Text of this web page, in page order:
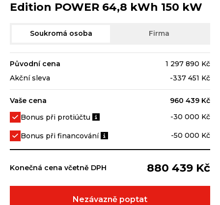
Edition POWER 64,8 kWh 150 kW
Soukromá osoba Firma
Původní cena
1 297 890 Kč
Akční sleva
-337 451 Kč
Vaše cena
960 439 Kč
Bonus při protiúčtu
-30 000 Kč
Bonus při financování -50 000 Kč
Konečná cena včetně DPH 880 439 Kč
Nezávazně poptat